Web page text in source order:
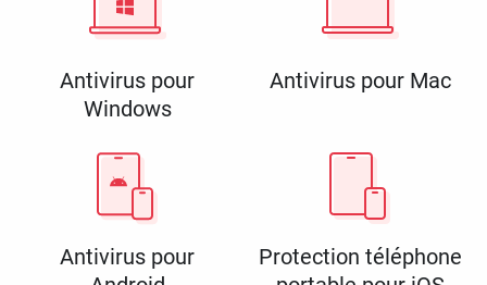
Antivirus pour
Windows
Antivirus pour Mac
Antivirus pour
Protection téléphone